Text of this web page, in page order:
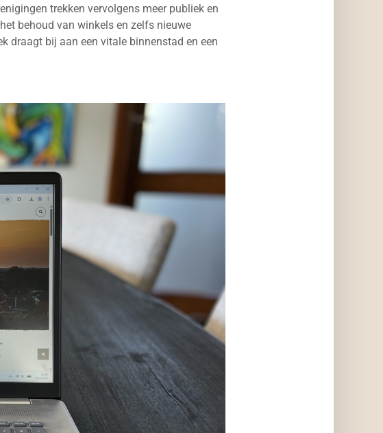
trekken vervolgens meer publiek en
behoud van winkels en zelfs nieuwe
draagt bij aan een vitale binnenstad en een